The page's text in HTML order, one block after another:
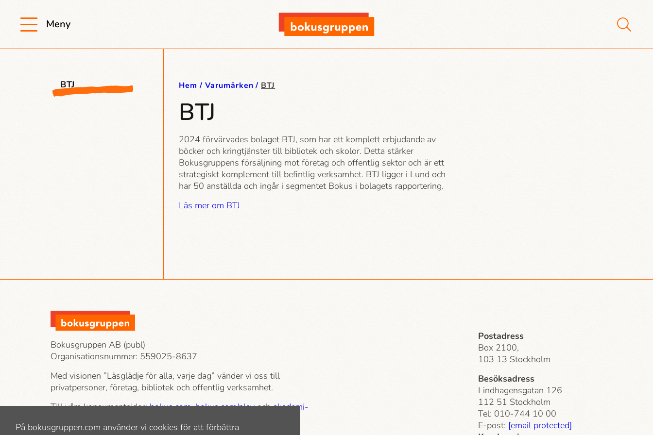
Meny
BTJ Hem Varumärken BTJ
BTJ
2024 förvärvades bolaget BTJ, som har ett komplett erbjudande av
böcker och kringtjänster till bibliotek och skolor. Detta stärker
Bokusgruppens försäljning mot företag och offentlig sektor och är ett
strategiskt komplement till befintlig verksamhet. BTJ ligger i Lund och
har 50 anställda och ingår i segmentet Bokus i bolagets rapportering.
Läs mer om BTJ
Bokusgruppen AB (publ)
Organisationsnummer: 559025-8637
Med visionen ”Läsglädje för alla, varje dag” vänder vi oss till
privatpersoner, företag, bibliotek och offentlig verksamhet.
Till våra konsumentsidor:bokus.com,bokus.com/playochakademi­
Postadress
Box 2100,
103 13 Stockholm
Besöksadress
Lindhagensgatan 126
112 51 Stockholm
Tel: 010-744 10 00
E-post: [email protected]
På bokusgruppen.com använder vi cookies för att förbättra